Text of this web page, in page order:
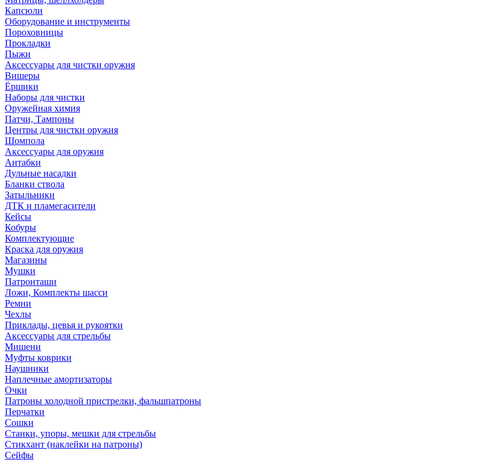
Капсюли
Оборудование и инструменты
Пороховницы
Прокладки
Пыжи
Аксессуары для чистки оружия
Вишеры
Ёршики
Наборы для чистки
Оружейная химия
Патчи, Тампоны
Центры для чистки оружия
Шомпола
Аксессуары для оружия
Антабки
Дульные насадки
Бланки ствола
Затыльники
ДТК и пламегасители
Кейсы
Кобуры
Комплектующие
Краска для оружия
Магазины
Мушки
Патронташи
Ложи, Комплекты шасси
Ремни
Чехлы
Приклады, цевья и рукоятки
Аксессуары для стрельбы
Мишени
Муфты коврики
Наушники
Наплечные амортизаторы
Очки
Патроны холодной пристрелки, фальшпатроны
Перчатки
Сошки
Станки, упоры, мешки для стрельбы
Стикхант (наклейки на патроны)
Сейфы